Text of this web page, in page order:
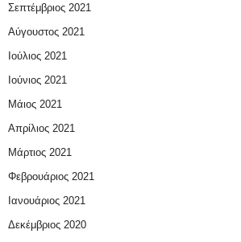
Σεπτέμβριος 2021
Αύγουστος 2021
Ιούλιος 2021
Ιούνιος 2021
Μάιος 2021
Απρίλιος 2021
Μάρτιος 2021
Φεβρουάριος 2021
Ιανουάριος 2021
Δεκέμβριος 2020